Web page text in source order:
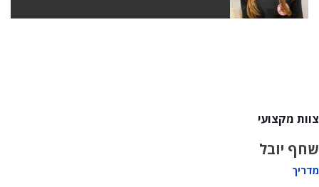
צוות מקצועי
שחף יובל
מדריך